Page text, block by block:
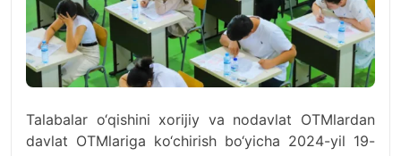
Talabalar o‘qishini xorijiy va nodavlat OTMlardan
davlat OTMlariga ko‘chirish bo‘yicha 2024-yil 19-